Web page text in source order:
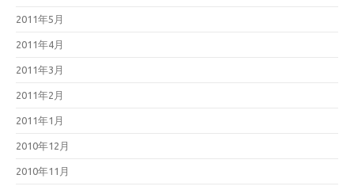
2011年5月
2011年4月
2011年3月
2011年2月
2011年1月
2010年12月
2010年11月